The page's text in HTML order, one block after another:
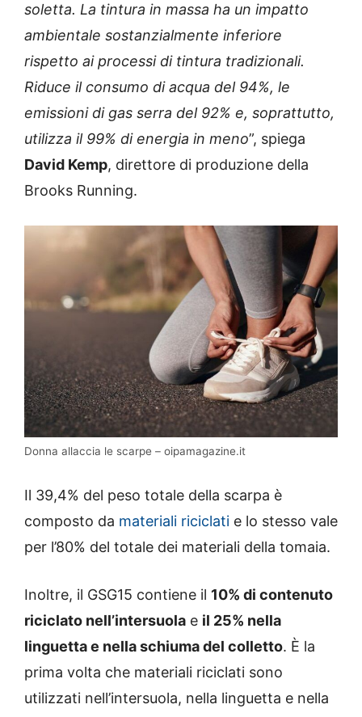
soletta. La tintura in massa ha un impatto
ambientale sostanzialmente inferiore
rispetto ai processi di tintura tradizionali.
Riduce il consumo di acqua del 94%, le
emissioni di gas serra del 92% e, soprattutto,
utilizza il 99% di energia in meno”, spiega
David Kemp, direttore di produzione della
Brooks Running.
Donna allaccia le scarpe – oipamagazine.it
Il 39,4% del peso totale della scarpa è
composto da materiali riciclati e lo stesso vale
per l’80% del totale dei materiali della tomaia.
Inoltre, il GSG15 contiene il 10% di contenuto
riciclato nell’intersuola e il 25% nella
linguetta e nella schiuma del colletto. È la
prima volta che materiali riciclati sono
utilizzati nell’intersuola, nella linguetta e nella